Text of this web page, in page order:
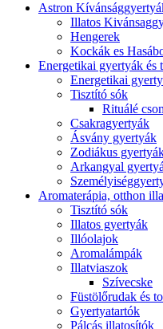
Astron
Illatos
Hengerek
Kockák es
Energetikai gyertyák és
Energetikai
Tisztító sók
Rituálé
Csakragyertyák
Ásvány gyertyák
Zodiákus
Arkangyal
Aromaterápia, otthon
Tisztító sók
Illatos gyertyák
Illóolajok
Aromalámpák
Illatviaszok
Szívecske
Füstölőrudak és
Gyertyatartók
Pálcás illatosítók